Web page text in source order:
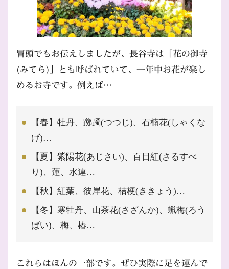
冒頭でもお伝えしましたが、長谷寺は「花の御寺
(みてら)」とも呼ばれていて、一年中お花が楽し
めるお寺です。例えば…
【春】牡丹、躑躅(つつじ)、石楠花(しゃくな
げ)…
【夏】紫陽花(あじさい)、百日紅(さるすべ
り)、蓮、水連…
【秋】紅葉、彼岸花、桔梗(ききょう)…
【冬】寒牡丹、山茶花(さざんか)、蝋梅(ろう
ばい)、梅、椿…
これらはほんの一部です。ぜひ実際に足を運んで